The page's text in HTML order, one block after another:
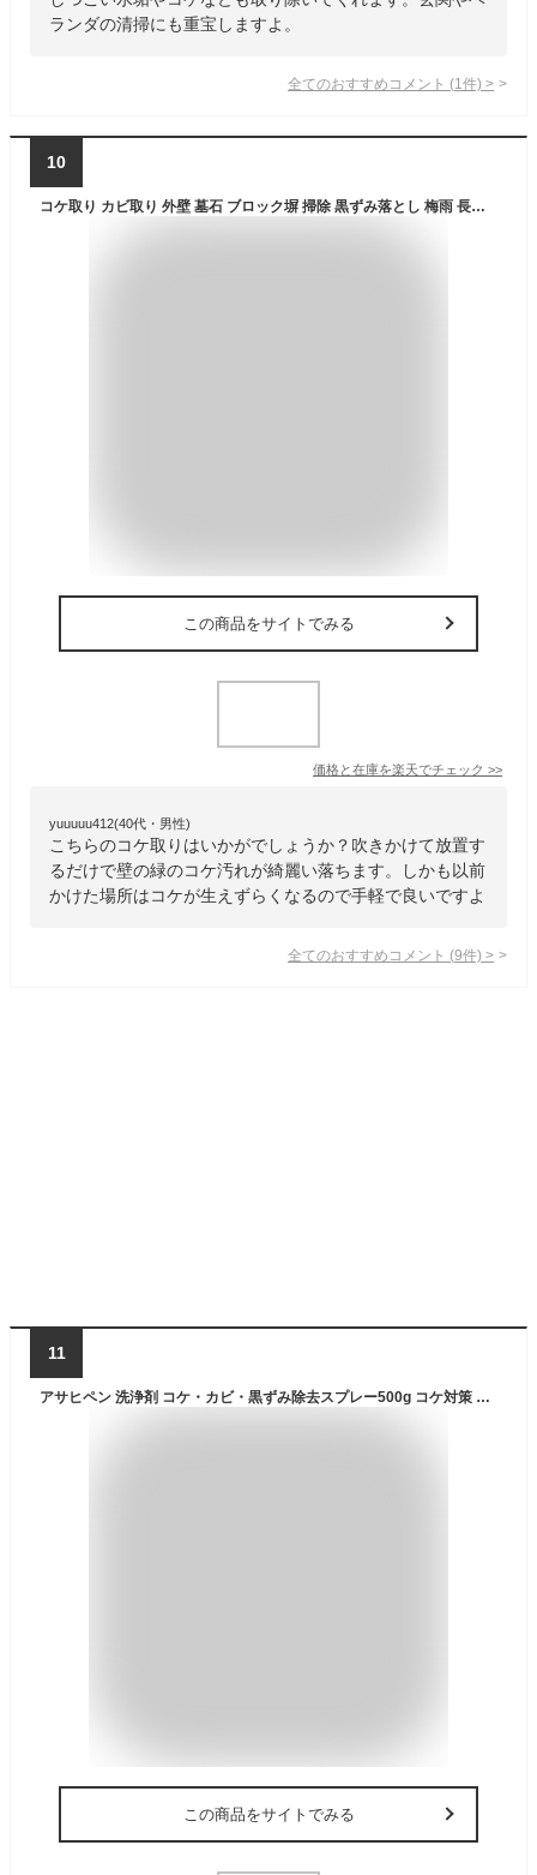
ランダの清掃にも重宝しますよ。
全てのおすすめコメント (1 件) >
10
コケ取り カビ取り 外壁 墓石 ブロック塀 掃除 黒ずみ落とし 梅雨 長雨 こけ かび 黒ずみ 対策 便利 グッズ コケカビ取り スプレー式 苔 黴 ベランダ 手すり 門柱 玄関 コンクリート コケ カビ 除去 大掃除 そうじ 簡単 落ちる 掃除用品 トーヤク 420ml 日本製 おまけ付
この商品をサイトでみる
価格と在庫を楽天でチェック >>
yuuuuu412(40代・男性)
こちらのコケ取りはいかがでしょうか？吹きかけて放置す
るだけで壁の緑のコケ汚れが綺麗い落ちます。しかも以前
かけた場所はコケが生えずらくなるので手軽で良いですよ
全てのおすすめコメント (9件) >
11
アサヒペン 洗浄剤 コケ・カビ・黒ずみ除去スプレー500g コケ対策 カビ対策 黒ずみ対策 藻除 強力洗浄 屋外 玄関 コンクリート レンガ 外壁 へい 塀 泡洗浄 垂れにくい 日本製
この商品をサイトでみる